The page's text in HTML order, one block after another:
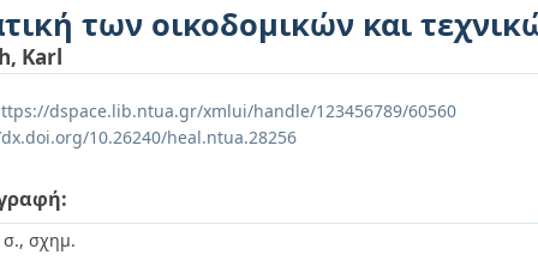
των οικοδομικών και
Karl
dspace.lib.ntua.gr/xmlui/handle/123456789/60560
10.26240/heal.ntua.28256
σ., σχημ.